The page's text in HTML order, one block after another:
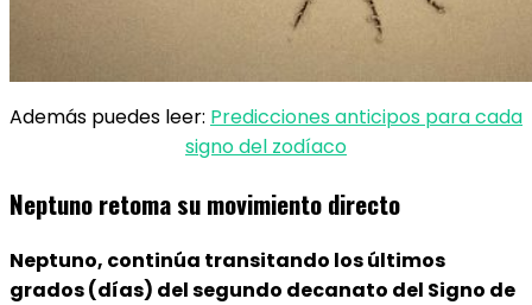
Además puedes leer: Predicciones anticipos para cada
signo del zodíaco
Neptuno retoma su movimiento directo
Neptuno, continúa transitando los últimos
grados (días) del segundo decanato del Signo de